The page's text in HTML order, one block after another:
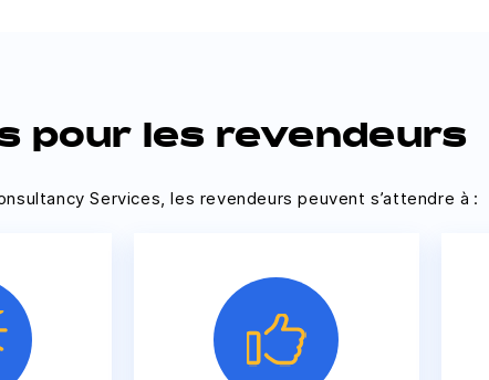
pour les revendeurs
Services, les revendeurs peuvent s’attendre à :